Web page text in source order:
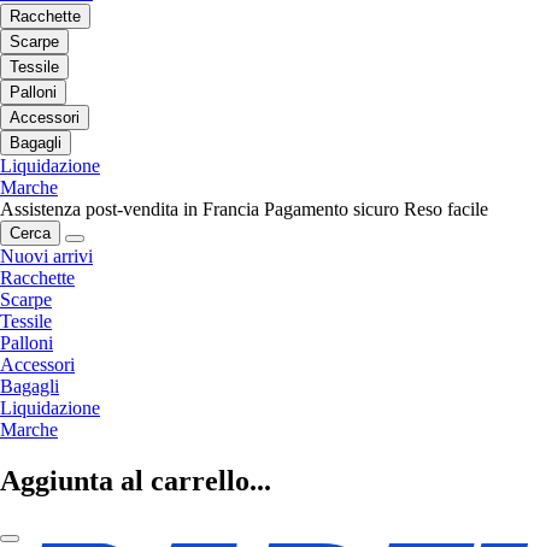
Racchette
Scarpe
Tessile
Palloni
Accessori
Bagagli
Liquidazione
Marche
Assistenza post-vendita in Francia Pagamento sicuro Reso facile
Cerca
Nuovi arrivi
Racchette
Scarpe
Tessile
Palloni
Accessori
Bagagli
Liquidazione
Marche
Aggiunta al carrello...